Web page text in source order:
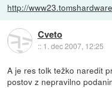
http://
Cveto
:: 1. dec 2007, 12:25
A je res tolk težko naredit
postov z nepravilno